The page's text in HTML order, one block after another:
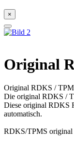
×
Original
Original RDKS /
Die original RDKS /
Diese original RDKS
automatisch.
RDKS/TPMS original